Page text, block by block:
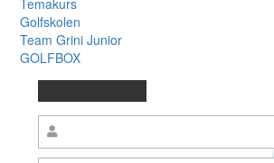
Temakurs
Golfskolen
Team Grini Junior
GOLFBOX